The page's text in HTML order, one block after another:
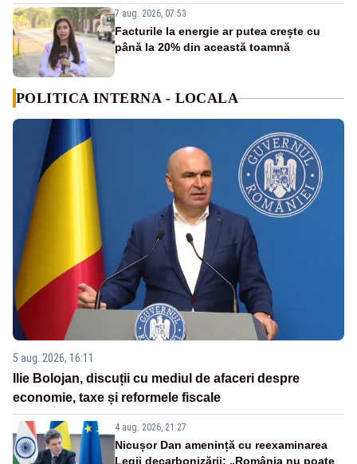
7 aug. 2026, 07:53
Facturile la energie ar putea crește cu
până la 20% din această toamnă
POLITICA INTERNA - LOCALA
5 aug. 2026, 16:11
Ilie Bolojan, discuții cu mediul de afaceri despre
economie, taxe și reformele fiscale
4 aug. 2026, 21:27
Nicușor Dan amenință cu reexaminarea
Legii decarbonizării: „România nu poate